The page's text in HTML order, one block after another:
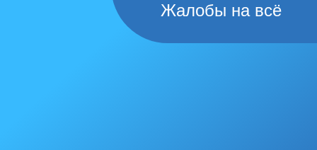
Жалобы на всё